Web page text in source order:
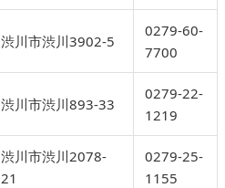
渋川市渋川3902-5
0279-60-
7700
渋川市渋川893-33
0279-22-
1219
渋川市渋川2078-
21
0279-25-
1155